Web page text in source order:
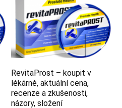
RevitaProst – koupit v
lékárně, aktuální cena,
recenze a zkušenosti,
názory, složení